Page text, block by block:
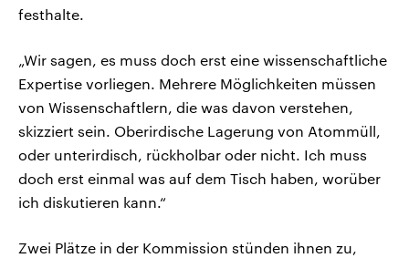
festhalte.
„Wir sagen, es muss doch erst eine wissenschaftliche
Expertise vorliegen. Mehrere Möglichkeiten müssen
von Wissenschaftlern, die was davon verstehen,
skizziert sein. Oberirdische Lagerung von Atommüll,
oder unterirdisch, rückholbar oder nicht. Ich muss
doch erst einmal was auf dem Tisch haben, worüber
ich diskutieren kann.“
Zwei Plätze in der Kommission stünden ihnen zu,